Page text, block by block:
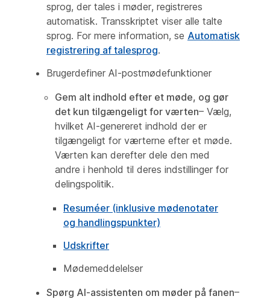
sprog, der tales i møder, registreres
automatisk. Transskriptet viser alle talte
sprog. For mere information, se Automatisk
registrering af talesprog.
Brugerdefiner AI-postmødefunktioner
Gem alt indhold efter et møde, og gør
det kun tilgængeligt for værten– Vælg,
hvilket AI-genereret indhold der er
tilgængeligt for værterne efter et møde.
Værten kan derefter dele den med
andre i henhold til deres indstillinger for
delingspolitik.
Resuméer (inklusive mødenotater
og handlingspunkter)
Udskrifter
Mødemeddelelser
Spørg AI-assistenten om møder på fanen–